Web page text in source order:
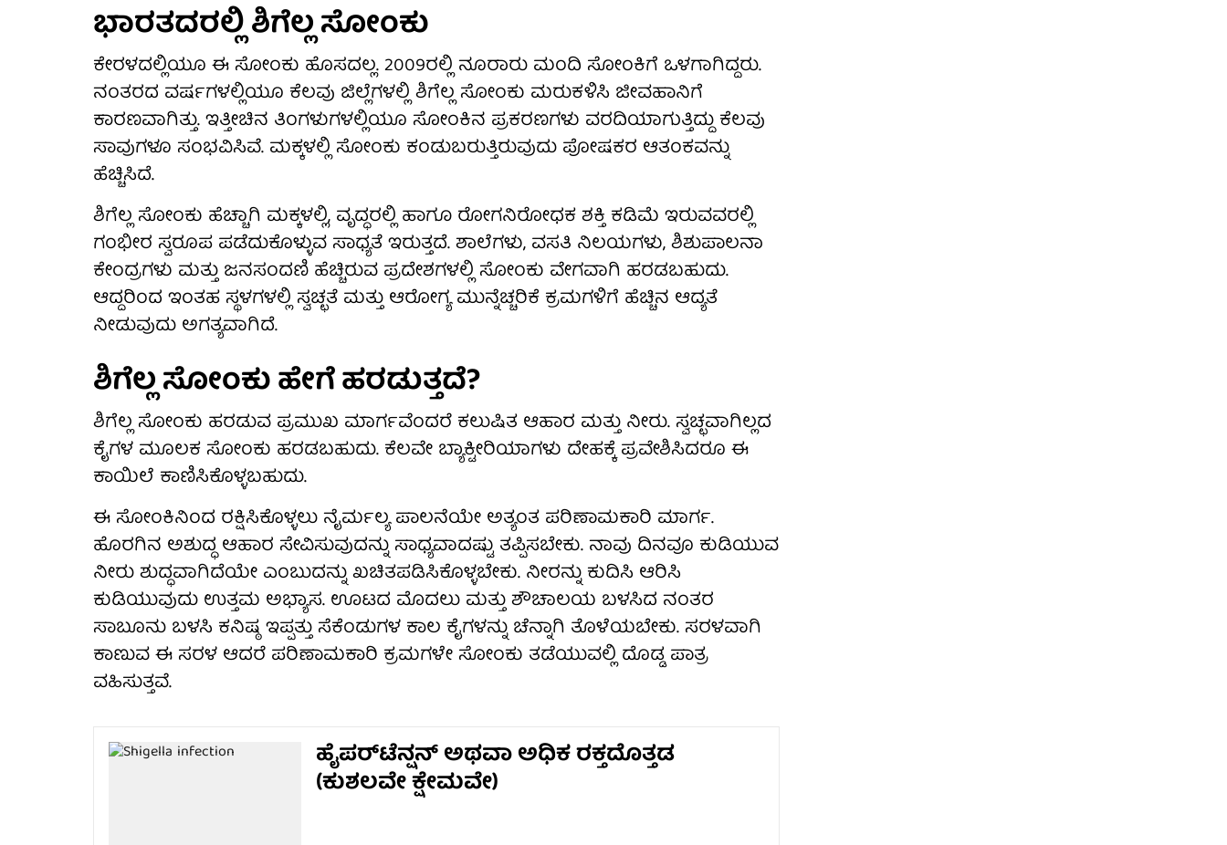
ಭಾರತದರಲ್ಲಿ ಶಿಗೆಲ್ಲ ಸೋಂಕು
ಕೇರಳದಲ್ಲಿಯೂ ಈ ಸೋಂಕು ಹೊಸದಲ್ಲ. 2009ರಲ್ಲಿ ನೂರಾರು ಮಂದಿ ಸೋಂಕಿಗೆ ಒಳಗಾಗಿದ್ದರು.
ನಂತರದ ವರ್ಷಗಳಲ್ಲಿಯೂ ಕೆಲವು ಜಿಲ್ಲೆಗಳಲ್ಲಿ ಶಿಗೆಲ್ಲ ಸೋಂಕು ಮರುಕಳಿಸಿ ಜೀವಹಾನಿಗೆ
ಕಾರಣವಾಗಿತ್ತು. ಇತ್ತೀಚಿನ ತಿಂಗಳುಗಳಲ್ಲಿಯೂ ಸೋಂಕಿನ ಪ್ರಕರಣಗಳು ವರದಿಯಾಗುತ್ತಿದ್ದು ಕೆಲವು
ಸಾವುಗಳೂ ಸಂಭವಿಸಿವೆ. ಮಕ್ಕಳಲ್ಲಿ ಸೋಂಕು ಕಂಡುಬರುತ್ತಿರುವುದು ಪೋಷಕರ ಆತಂಕವನ್ನು
ಹೆಚ್ಚಿಸಿದೆ.
ಶಿಗೆಲ್ಲ ಸೋಂಕು ಹೆಚ್ಚಾಗಿ ಮಕ್ಕಳಲ್ಲಿ, ವೃದ್ಧರಲ್ಲಿ ಹಾಗೂ ರೋಗನಿರೋಧಕ ಶಕ್ತಿ ಕಡಿಮೆ ಇರುವವರಲ್ಲಿ
ಗಂಭೀರ ಸ್ವರೂಪ ಪಡೆದುಕೊಳ್ಳುವ ಸಾಧ್ಯತೆ ಇರುತ್ತದೆ. ಶಾಲೆಗಳು, ವಸತಿ ನಿಲಯಗಳು, ಶಿಶುಪಾಲನಾ
ಕೇಂದ್ರಗಳು ಮತ್ತು ಜನಸಂದಣಿ ಹೆಚ್ಚಿರುವ ಪ್ರದೇಶಗಳಲ್ಲಿ ಸೋಂಕು ವೇಗವಾಗಿ ಹರಡಬಹುದು.
ಆದ್ದರಿಂದ ಇಂತಹ ಸ್ಥಳಗಳಲ್ಲಿ ಸ್ವಚ್ಛತೆ ಮತ್ತು ಆರೋಗ್ಯ ಮುನ್ನೆಚ್ಚರಿಕೆ ಕ್ರಮಗಳಿಗೆ ಹೆಚ್ಚಿನ ಆದ್ಯತೆ
ನೀಡುವುದು ಅಗತ್ಯವಾಗಿದೆ.
ಶಿಗೆಲ್ಲ ಸೋಂಕು ಹೇಗೆ ಹರಡುತ್ತದೆ?
ಶಿಗೆಲ್ಲ ಸೋಂಕು ಹರಡುವ ಪ್ರಮುಖ ಮಾರ್ಗವೆಂದರೆ ಕಲುಷಿತ ಆಹಾರ ಮತ್ತು ನೀರು. ಸ್ವಚ್ಛವಾಗಿಲ್ಲದ
ಕೈಗಳ ಮೂಲಕ ಸೋಂಕು ಹರಡಬಹುದು. ಕೆಲವೇ ಬ್ಯಾಕ್ಟೀರಿಯಾಗಳು ದೇಹಕ್ಕೆ ಪ್ರವೇಶಿಸಿದರೂ ಈ
ಕಾಯಿಲೆ ಕಾಣಿಸಿಕೊಳ್ಳಬಹುದು.
ಈ ಸೋಂಕಿನಿಂದ ರಕ್ಷಿಸಿಕೊಳ್ಳಲು ನೈರ್ಮಲ್ಯ ಪಾಲನೆಯೇ ಅತ್ಯಂತ ಪರಿಣಾಮಕಾರಿ ಮಾರ್ಗ.
ಹೊರಗಿನ ಅಶುದ್ಧ ಆಹಾರ ಸೇವಿಸುವುದನ್ನು ಸಾಧ್ಯವಾದಷ್ಟು ತಪ್ಪಿಸಬೇಕು. ನಾವು ದಿನವೂ ಕುಡಿಯುವ
ನೀರು ಶುದ್ಧವಾಗಿದೆಯೇ ಎಂಬುದನ್ನು ಖಚಿತಪಡಿಸಿಕೊಳ್ಳಬೇಕು. ನೀರನ್ನು ಕುದಿಸಿ ಆರಿಸಿ
ಕುಡಿಯುವುದು ಉತ್ತಮ ಅಭ್ಯಾಸ. ಊಟದ ಮೊದಲು ಮತ್ತು ಶೌಚಾಲಯ ಬಳಸಿದ ನಂತರ
ಸಾಬೂನು ಬಳಸಿ ಕನಿಷ್ಠ ಇಪ್ಪತ್ತು ಸೆಕೆಂಡುಗಳ ಕಾಲ ಕೈಗಳನ್ನು ಚೆನ್ನಾಗಿ ತೊಳೆಯಬೇಕು. ಸರಳವಾಗಿ
ಕಾಣುವ ಈ ಸರಳ ಆದರೆ ಪರಿಣಾಮಕಾರಿ ಕ್ರಮಗಳೇ ಸೋಂಕು ತಡೆಯುವಲ್ಲಿ ದೊಡ್ಡ ಪಾತ್ರ
ವಹಿಸುತ್ತವೆ.
ಹೈಪರ್‌ಟೆನ್ಷನ್ ಅಥವಾ ಅಧಿಕ ರಕ್ತದೊತ್ತಡ
(ಕುಶಲವೇ ಕ್ಷೇಮವೇ)